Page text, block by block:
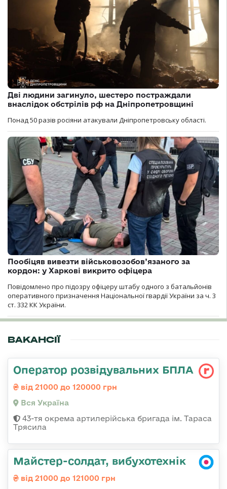
Дві людини загинуло, шестеро постраждали
внаслідок обстрілів рф на Дніпропетровщині
Понад 50 разів росіяни атакували Дніпропетровську області.
Пообіцяв вивезти військовозобов’язаного за
кордон: у Харкові викрито офіцера
Повідомлено про підозру офіцеру штабу одного з батальйонів
оперативного призначення Національної гвардії України за ч. 3
ст. 332 КК України.
ВАКАНСІЇ
Оператор розвідувальних БПЛА
від 21000 до 120000 грн
Вся Україна
43-тя окрема артилерійська бригада ім. Тараса
Трясила
Майстер-солдат, вибухотехнік
від 21000 до 121000 грн